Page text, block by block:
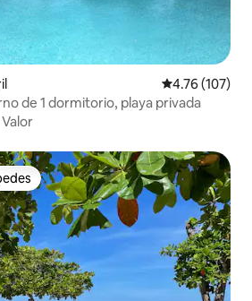
Calificación
4.76 (107)
de 1 dormitorio, playa privada
Valor